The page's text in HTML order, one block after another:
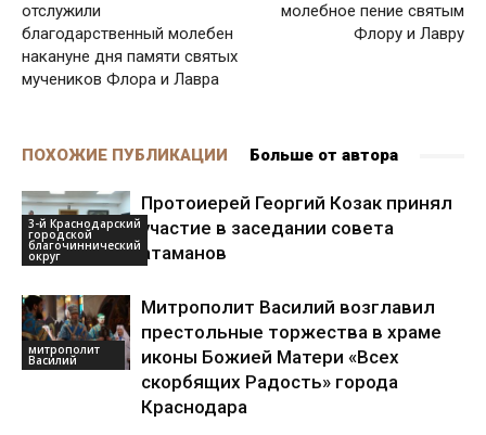
отслужили
благодарственный молебен
накануне дня памяти святых
мучеников Флора и Лавра
молебное пение святым
Флору и Лавру
ПОХОЖИЕ ПУБЛИКАЦИИ Больше от автора
3-й Краснодарский
городской
благочиннический
округ
Протоиерей Георгий Козак принял
участие в заседании совета
атаманов
митрополит
Василий
Митрополит Василий возглавил
престольные торжества в храме
иконы Божией Матери «Всех
скорбящих Радость» города
Краснодара